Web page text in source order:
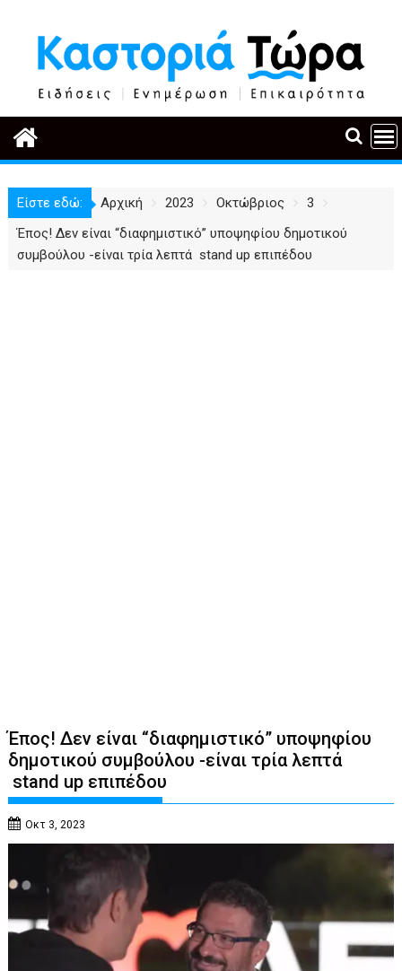
περιεχόμενο
Είστε εδώ: Αρχική 2023 Οκτώβριος
3
Έπος! Δεν είναι “διαφημιστικό” υποψηφίου δημοτικού
συμβούλου -είναι τρία λεπτά stand up επιπέδου
Έπος! Δεν είναι “διαφημιστικό” υποψηφίου
δημοτικού συμβούλου -είναι τρία λεπτά
stand up επιπέδου
Οκτ 3, 2023